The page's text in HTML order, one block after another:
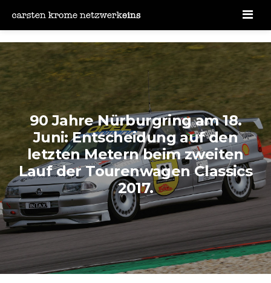
90 Jahre Nürburgring am 18.
Juni: Entscheidung auf den
letzten Metern beim zweiten
Lauf der Tourenwagen Classics
2017.